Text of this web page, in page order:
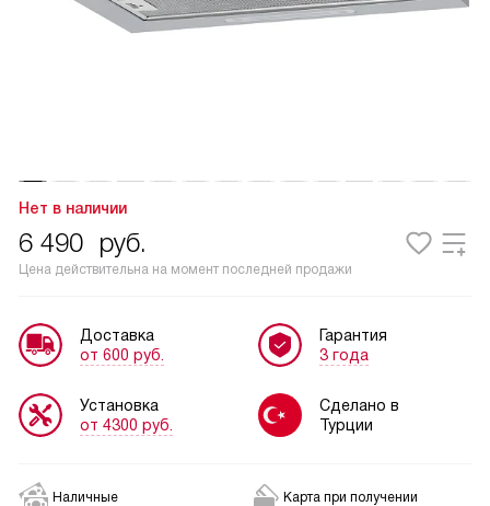
Нет в наличии
6 490 руб.
Цена действительна на момент последней продажи
Доставка
от 600 руб.
Установка
от 4300 руб.
Гарантия
3 года
Сделано в
Турции
Наличные Карта при получении